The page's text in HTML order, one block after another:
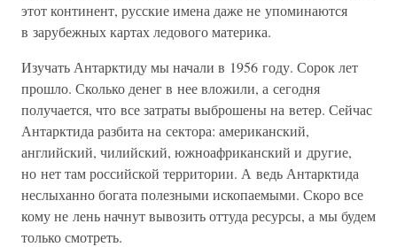
этот континент, русские имена даже не упоминаются
в зарубежных картах ледового материка.
Изучать Антарктиду мы начали в 1956 году. Сорок лет
прошло. Сколько денег в нее вложили, а сегодня
получается, что все затраты выброшены на ветер. Сейчас
Антарктида разбита на сектора: американский,
английский, чилийский, южноафриканский и другие,
но нет там российской территории. А ведь Антарктида
неслыханно богата полезными ископаемыми. Скоро все
кому не лень начнут вывозить оттуда ресурсы, а мы будем
только смотреть.